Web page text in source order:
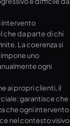
intervento
che da parte di chi
La coerenza si
uno
ogni
ai propri clienti, il
garantisce che
che ogni intervento
nel contesto visivo